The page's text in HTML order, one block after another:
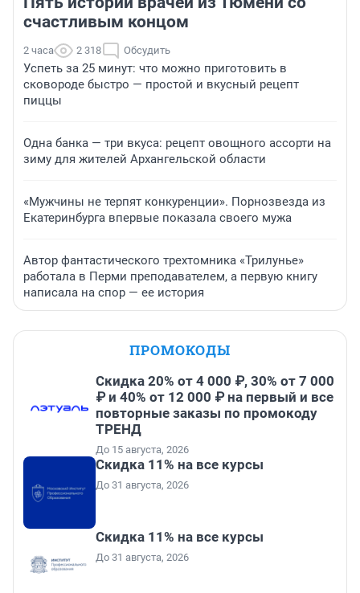
счастливым концом
2 часа 2 318 Обсудить
Успеть за 25 минут: что можно приготовить в
сковороде быстро — простой и вкусный рецепт
пиццы
Одна банка — три вкуса: рецепт овощного ассорти на
зиму для жителей Архангельской области
«Мужчины не терпят конкуренции». Порнозвезда из
Екатеринбурга впервые показала своего мужа
Автор фантастического трехтомника «Трилунье»
работала в Перми преподавателем, а первую книгу
написала на спор — ее история
ПРОМОКОДЫ
Скидка 20% от 4 000 ₽, 30% от 7 000
₽ и 40% от 12 000 ₽ на первый и все
повторные заказы по промокоду
ТРЕНД
До 15 августа, 2026
Скидка 11% на все курсы
До 31 августа, 2026
Скидка 11% на все курсы
До 31 августа, 2026